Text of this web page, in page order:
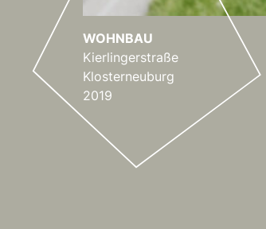
WOHNBAU
WOHNBAU
Kierlingerstraße
Klosterneuburg
2019
WOHNBAU
WOHNBAU
CARPORT
WOHNBAU
WOHNBAU